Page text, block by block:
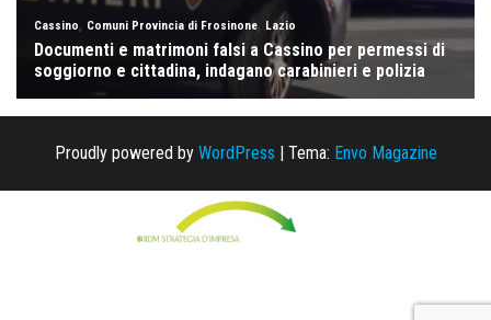
Proudly powered by WordPress | Tema: Envo Magazine